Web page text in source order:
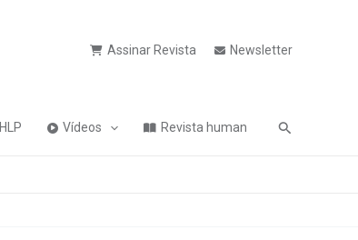
Assinar Revista Newsletter
Vídeos Revista human Pesquisa